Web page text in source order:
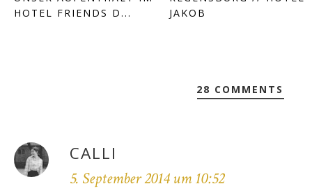
HOTEL FRIENDS D...
JAKOB
28 COMMENTS
CALLI
5. September 2014 um 10:52